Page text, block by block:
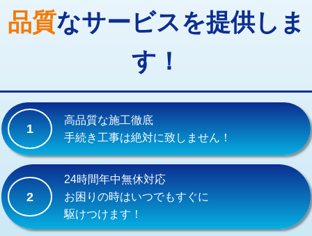
理・調整・分解・加工など（重作業）
その他部品の脱着 8,800円～
交換・取付(単水栓（壁付・デッキ
式）)
13,200円+材料費
交換・取付(混合水栓（壁付・デッキ
式・ワンホール）)
16,500円+材料費
交換・取付(排水栓・排水トラップ
（P/S/ポップアップ））
交換・取付（その他部品）
品質なサービスを提供しま
す！
1
高品質な施工徹底
手続き工事は絶対に致しません！
2
24時間年中無休対応
お困りの時はいつでもすぐに
駆けつけます！